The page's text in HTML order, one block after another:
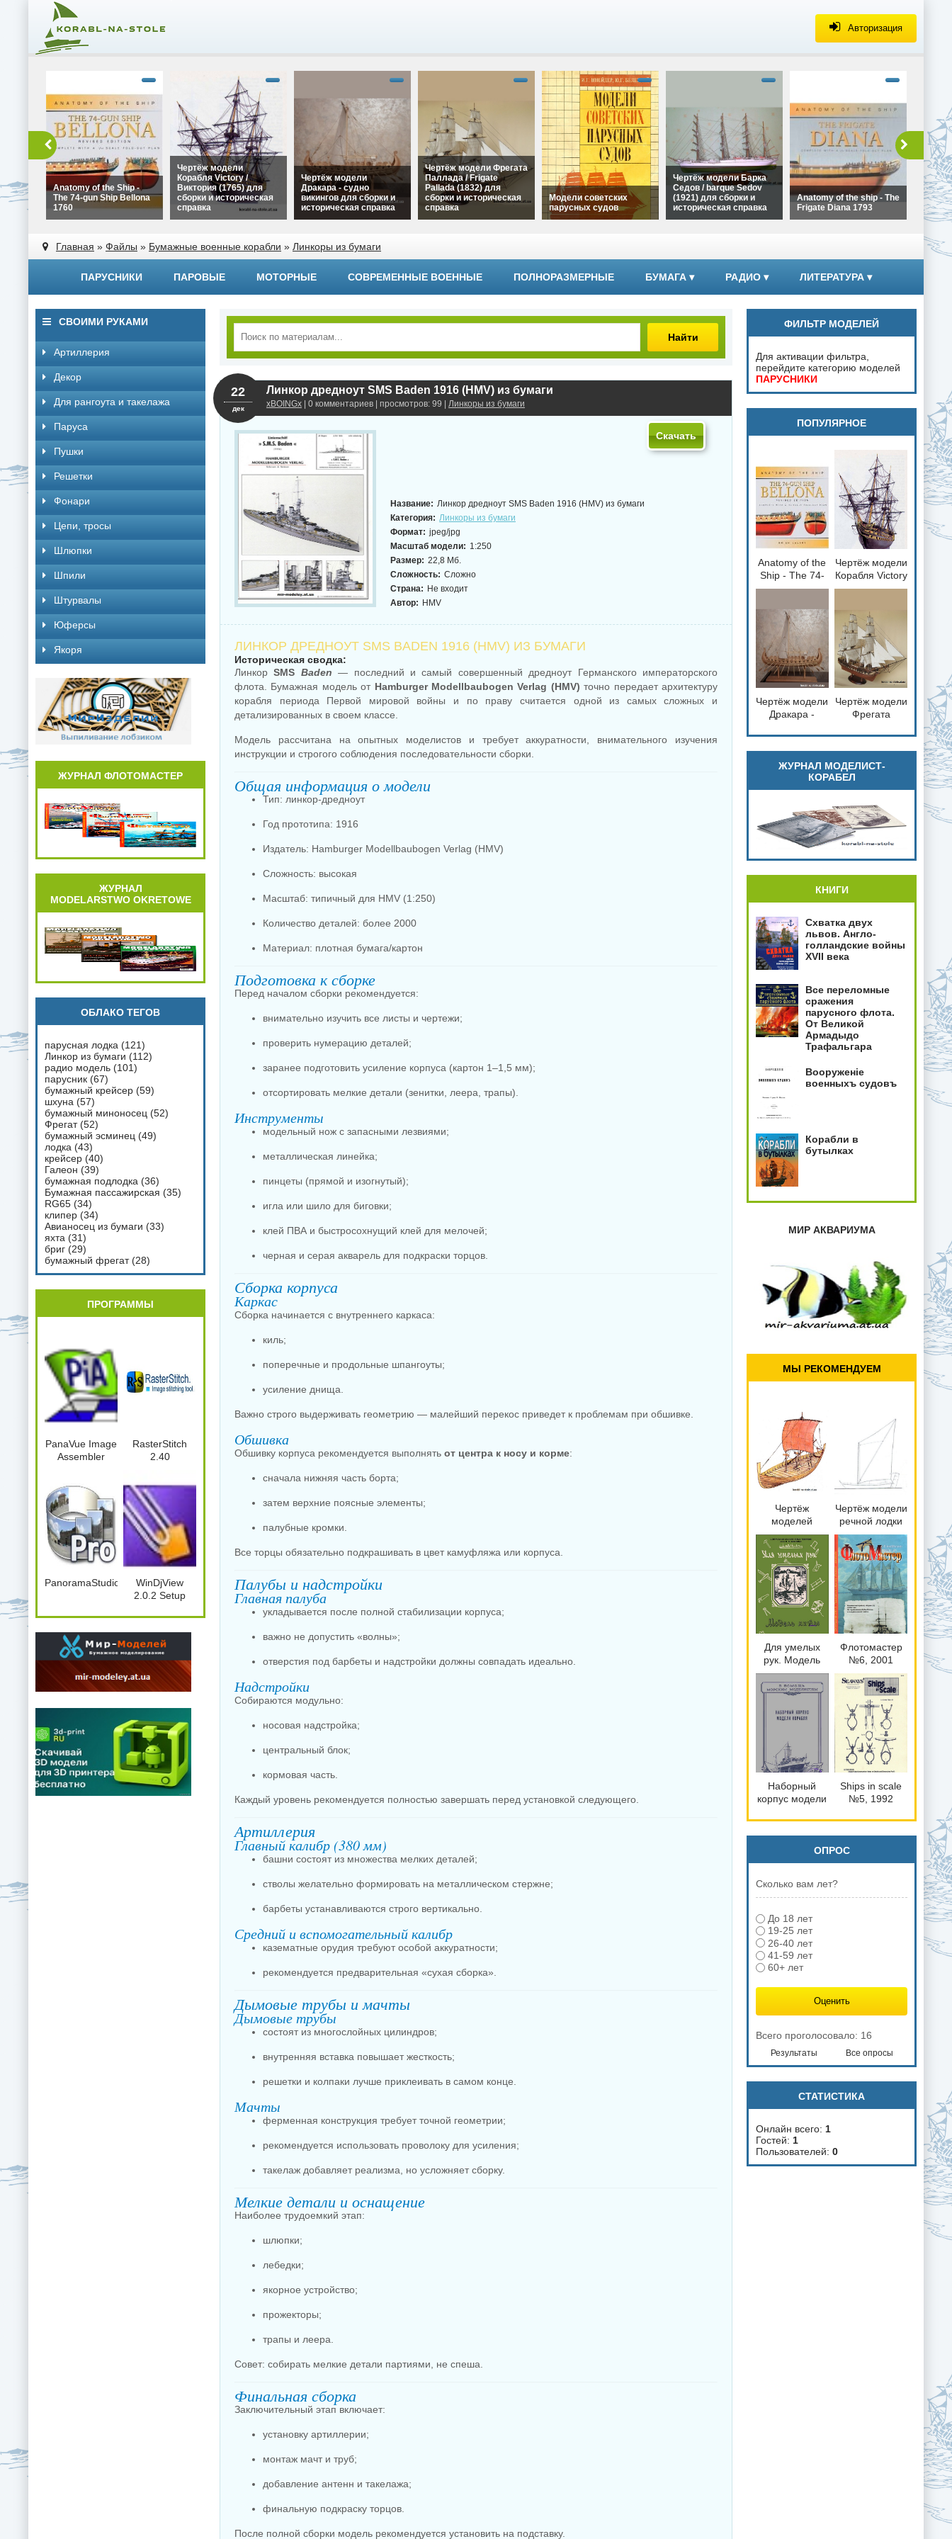
Авторизация
The 74-gun Ship Bellona
1760" width="320"
height="180">
Anatomy of the Ship -
The 74-gun Ship Bellona
1760
Виктория (1765) для
сборки и историческая
справка" width="320"
height="180">
Чертёж модели
Корабля Victory /
Виктория (1765) для
сборки и историческая
справка
Дракара - судно
викингов для сборки и
width="320"
Чертёж модели
Дракара - судно
викингов для сборки и
историческая справка
Frigate Pallada (1832)
для сборки и
историческая справка"
width="320"
Чертёж модели Фрегата
Паллада / Frigate
Pallada (1832) для
сборки и историческая
справка
парусных судов"
width="320"
Модели советских
парусных судов
width="320"
Чертёж модели Барка
Седов / barque Sedov
(1921) для сборки и
историческая справка
width="320"
height="180">
Anatomy of the ship - The
Frigate Diana 1793
сборки
Ла
Главная » Файлы » Бумажные военные корабли » Линкоры из бумаги
ПАРУСНИКИ ПАРОВЫЕ МОТОРНЫЕ СОВРЕМЕННЫЕ ВОЕННЫЕ ПОЛНОРАЗМЕРНЫЕ БУМАГА ▾ РАДИО ▾ ЛИТЕРАТУРА ▾
Найти
Линкор дредноут SMS Baden 1916 (HMV) из бумаги
xBOINGx | 0 комментариев | просмотров: 99 | Линкоры из бумаги
22
дек
Скачать
Название: Линкор дредноут SMS Baden 1916 (HMV) из бумаги
Категория: Линкоры из бумаги
Формат: jpeg/jpg
Масштаб модели: 1:250
Размер: 22,8 Мб.
Сложность: Сложно
Страна: Не входит
Автор: HMV
ЛИНКОР ДРЕДНОУТ SMS BADEN 1916 (HMV) ИЗ БУМАГИ
Историческая сводка:
ЛинкорSMS Baden — последний и самый совершенный дредноут Германского императорского
флота. Бумажная модель от Hamburger Modellbaubogen Verlag (HMV) точно передает архитектуру
корабля периода Первой мировой войны и по праву считается одной из самых сложных и
детализированных в своем классе.
Модель рассчитана на опытных моделистов и требует аккуратности, внимательного изучения
инструкции и строгого соблюдения последовательности сборки.
Общая информация о модели
Тип: линкор-дредноут
Год прототипа: 1916
Издатель: Hamburger Modellbaubogen Verlag (HMV)
Сложность: высокая
Масштаб: типичный для HMV (1:250)
Количество деталей: более 2000
Материал: плотная бумага/картон
Подготовка к сборке
Перед началом сборки рекомендуется:
внимательно изучить все листы и чертежи;
проверить нумерацию деталей;
заранее подготовить усиление корпуса (картон 1–1,5 мм);
отсортировать мелкие детали (зенитки, леера, трапы).
Инструменты
модельный нож с запасными лезвиями;
металлическая линейка;
пинцеты (прямой и изогнутый);
игла или шило для биговки;
клей ПВА и быстросохнущий клей для мелочей;
черная и серая акварель для подкраски торцов.
Сборка корпуса
Каркас
Сборка начинается с внутреннего каркаса:
киль;
поперечные и продольные шпангоуты;
усиление днища.
Важно строго выдерживать геометрию — малейший перекос приведет к проблемам при обшивке.
Обшивка
Обшивку корпуса рекомендуется выполнять от центра к носу и корме:
сначала нижняя часть борта;
затем верхние поясные элементы;
палубные кромки.
Все торцы обязательно подкрашивать в цвет камуфляжа или корпуса.
Палубы и надстройки
Главная палуба
укладывается после полной стабилизации корпуса;
важно не допустить «волны»;
отверстия под барбеты и надстройки должны совпадать идеально.
Надстройки
Собираются модульно:
носовая надстройка;
центральный блок;
кормовая часть.
Каждый уровень рекомендуется полностью завершать перед установкой следующего.
Артиллерия
Главный калибр (380 мм)
башни состоят из множества мелких деталей;
стволы желательно формировать на металлическом стержне;
барбеты устанавливаются строго вертикально.
Средний и вспомогательный калибр
казематные орудия требуют особой аккуратности;
рекомендуется предварительная «сухая сборка».
Дымовые трубы и мачты
Дымовые трубы
состоят из многослойных цилиндров;
внутренняя вставка повышает жесткость;
решетки и колпаки лучше приклеивать в самом конце.
Мачты
ферменная конструкция требует точной геометрии;
рекомендуется использовать проволоку для усиления;
такелаж добавляет реализма, но усложняет сборку.
Мелкие детали и оснащение
Наиболее трудоемкий этап:
шлюпки;
лебедки;
якорное устройство;
прожекторы;
трапы и леера.
Совет: собирать мелкие детали партиями, не спеша.
Финальная сборка
Заключительный этап включает:
установку артиллерии;
монтаж мачт и труб;
добавление антенн и такелажа;
финальную подкраску торцов.
После полной сборки модель рекомендуется установить на подставку.
СВОИМИ РУКАМИ
Артиллерия
Декор
Для рангоута и такелажа
Паруса
Пушки
Решетки
Фонари
Цепи, тросы
Шлюпки
Шпили
Штурвалы
Юферсы
Якоря
ЖУРНАЛ ФЛОТОМАСТЕР
ЖУРНАЛ
MODELARSTWO OKRETOWE
ОБЛАКО ТЕГОВ
парусная лодка (121)
Линкор из бумаги (112)
радио модель (101)
парусник (67)
бумажный крейсер (59)
шхуна (57)
бумажный миноносец (52)
Фрегат(52)
бумажный эсминец (49)
лодка (43)
крейсер (40)
Галеон (39)
бумажная подлодка (36)
Бумажная пассажирская (35)
RG65 (34)
клипер (34)
Авианосец из бумаги (33)
яхта (31)
бриг (29)
бумажный фрегат(28)
ПРОГРАММЫ
PanaVue Image
Assembler
RasterStitch
2.40
PanoramaStudio2Pro.2.5.0.164.x86.Port
WinDjView
2.0.2 Setup
ФИЛЬТР МОДЕЛЕЙ
Для активации фильтра,
перейдите категорию моделей
ПАРУСНИКИ
ПОПУЛЯРНОЕ
loading="lazy"
decoding="async"
Anatomy of the
Ship - The 74-
gun Ship
loading="lazy"
decoding="async"
Чертёж модели
Корабля Victory
/ Виктория
сборки и
историческая
справка
loading="lazy"
decoding="async"
fetchpriority="low">
Чертёж модели
Дракара -
для сборки и
историческая
справка
loading="lazy"
decoding="async"
fetchpriority="low">
Чертёж модели
Фрегата
Frigate Pallada
(1832) для
сборки и
историческая
справка
ЖУРНАЛ МОДЕЛИСТ-
КОРАБЕЛ
КНИГИ
Схватка двух
львов. Англо-
голландские войны
XVII века
Все переломные
сражения
парусного флота.
От Великой
Армадыдо
Трафальгара
Вооруженiе
военныхъ судовъ
Корабли в
бутылках
МИР АКВАРИУМА
МЫ РЕКОМЕНДУЕМ
Чертёж
моделей
Скандинавской
ладьи и
кораблей (III–
XI вв.) для
сборки и
историческая
справка
Чертёж модели
речной лодки
народа тукуна
Sailboat
Brazilian igarite
/ Игарите
(XVII–XVIII) для
сборки и
историческая
справка
Для умелых
рук. Модель
яхты
Флотомастер
№6, 2001
Наборный
корпус модели
Ships in scale
№5, 1992
ОПРОС
Сколько вам лет?
До 18 лет
19-25 лет
26-40 лет
41-59 лет
60+ лет
Всего проголосовало: 16
Результаты Все опросы
СТАТИСТИКА
Онлайн всего: 1
Гостей: 1
Пользователей: 0